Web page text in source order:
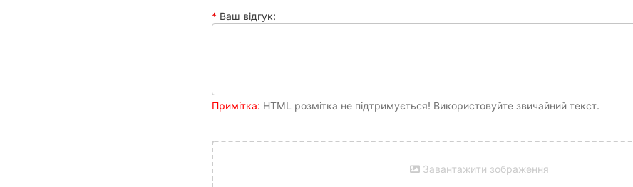
Ваш відгук:
Примітка: HTML розмітка не підтримується! Використовуйте звичайний текст.
Завантажити зображення